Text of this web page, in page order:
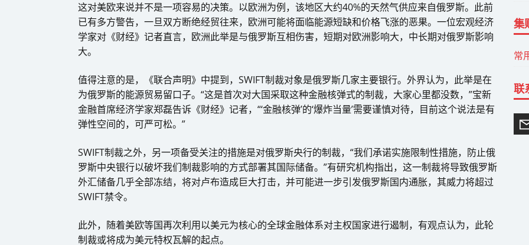
这对美欧来说并不是一项容易的决策。以欧洲为例，该地区大约40%的天然气供应来自俄罗斯。此前
已有多方警告，一旦双方断绝经贸往来，欧洲可能将面临能源短缺和价格飞涨的恶果。一位宏观经济
学家对《财经》记者直言，欧洲此举是与俄罗斯互相伤害，短期对欧洲影响大，中长期对俄罗斯影响
大。
值得注意的是，《联合声明》中提到，SWIFT制裁对象是俄罗斯几家主要银行。外界认为，此举是在
为俄罗斯的能源贸易留口子。“这是首次对大国采取这种金融核弹式的制裁，大家心里都没数，”宝新
金融首席经济学家郑磊告诉《财经》记者，“‘金融核弹’的‘爆炸当量’需要谨慎对待，目前这个说法是有
弹性空间的，可严可松。”
SWIFT制裁之外，另一项备受关注的措施是对俄罗斯央行的制裁，“我们承诺实施限制性措施，防止俄
罗斯中央银行以破坏我们制裁影响的方式部署其国际储备。”有研究机构指出，这一制裁将导致俄罗斯
外汇储备几乎全部冻结，将对卢布造成巨大打击，并可能进一步引发俄罗斯国内通胀，其威力将超过
SWIFT禁令。
此外，随着美欧等国再次利用以美元为核心的全球金融体系对主权国家进行遏制，有观点认为，此轮
制裁或将成为美元特权瓦解的起点。
集
常
联